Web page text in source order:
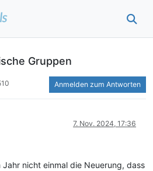
Gruppen
Anmelden zum Antworten
7. Nov. 2024, 17:36
nicht einmal die Neuerung, dass